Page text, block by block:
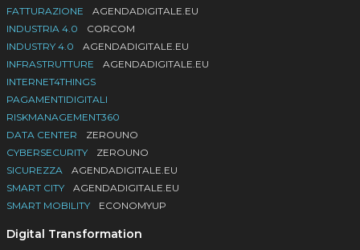
FATTURAZIONE
AGENDADIGITALE.EU
INDUSTRIA 4.0
CORCOM
INDUSTRY 4.0
AGENDADIGITALE.EU
INFRASTRUTTURE
AGENDADIGITALE.EU
INTERNET4THINGS
PAGAMENTIDIGITALI
RISKMANAGEMENT360
DATA CENTER
ZEROUNO
CYBERSECURITY
ZEROUNO
SICUREZZA
AGENDADIGITALE.EU
SMART CITY
AGENDADIGITALE.EU
SMART MOBILITY
ECONOMYUP
Digital Transformation